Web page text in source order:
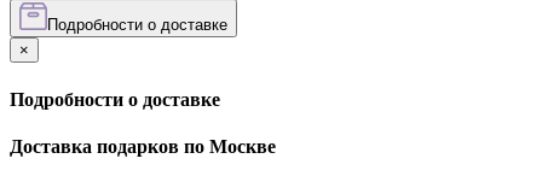
Подробности о доставке
×
Подробности о доставке
Доставка подарков по Москве